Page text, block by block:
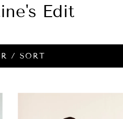
Edit
/ SORT